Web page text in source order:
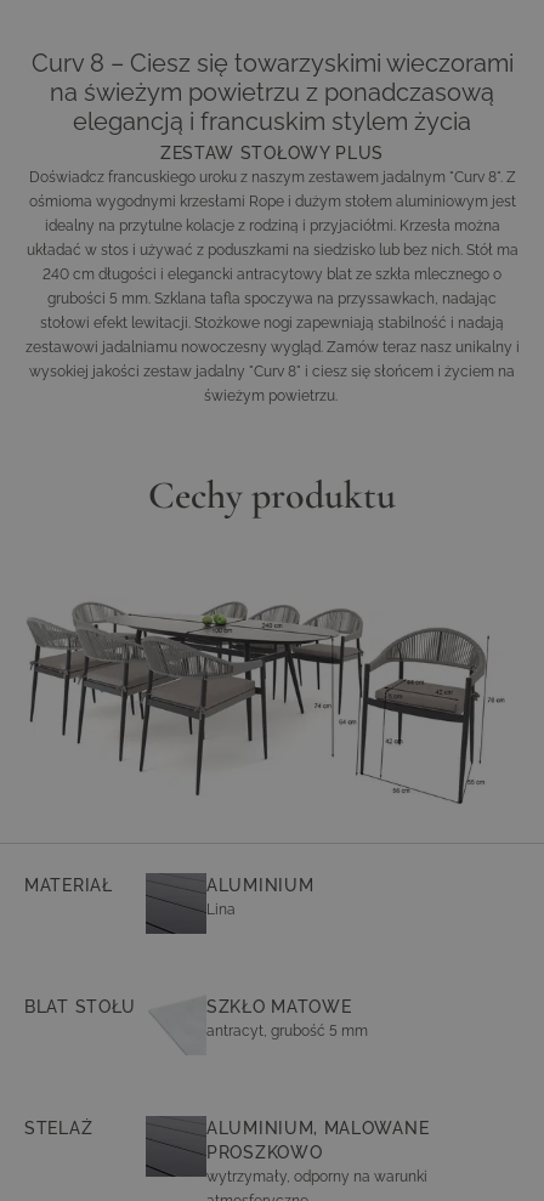
Curv 8 – Ciesz się towarzyskimi wieczorami
na świeżym powietrzu z ponadczasową
elegancją i francuskim stylem życia
ZESTAW STOŁOWY PLUS
Doświadcz francuskiego uroku z naszym zestawem jadalnym "Curv8". Z
ośmioma wygodnymi krzesłami Ropei dużym stołem aluminiowym jest
idealny na przytulne kolacje z rodziną i przyjaciółmi. Krzesła można
układać w stos i używać z poduszkami na siedzisko lub bez nich. Stół ma
240 cm długości i elegancki antracytowy blat ze szkła mlecznego o
grubości 5 mm. Szklana tafla spoczywa na przyssawkach, nadając
stołowi efekt lewitacji. Stożkowe nogi zapewniają stabilność i nadają
zestawowi jadalniamu nowoczesny wygląd. Zamów teraz nasz unikalny i
wysokiej jakości zestaw jadalny "Curv 8" i ciesz się słońcem i życiem na
świeżym powietrzu.
Cechy produktu
MATERIAŁ ALUMINIUM
Lina
BLAT STOŁU SZKŁO MATOWE
antracyt, grubość 5 mm
STELAŻ
ALUMINIUM, MALOWANE
PROSZKOWO
wytrzymały, odporny na warunki